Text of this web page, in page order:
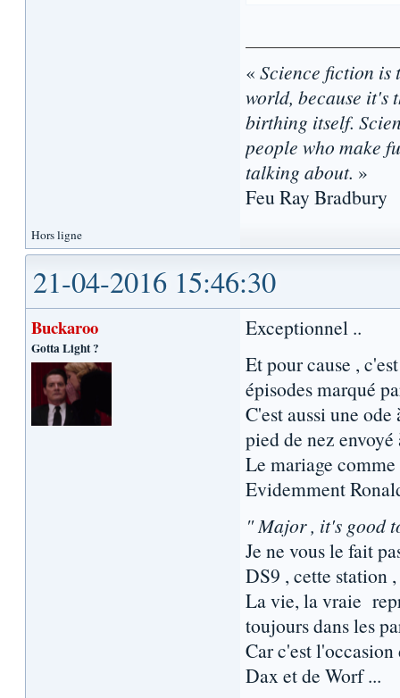
« Science fiction is
world, because it's
birthing itself.
people who make
talking about. »
Feu Ray Bradbury
Hors ligne
21-04-2016 15:46:30
Buckaroo
Gotta Light ?
Exceptionnel ..
Et pour cause ,
épisodes marqué
C'est aussi une
pied de nez
Le mariage
Evidemment
" Major , it's good
Je ne vous le fait
DS9 , cette station
La vie, la vraie
toujours dans les
Car c'est
Dax et de Worf ...